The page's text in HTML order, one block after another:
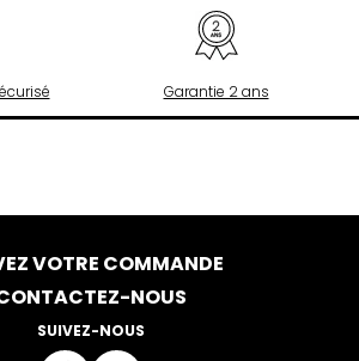
Garantie 2 ans
VOTRE COMMANDE
NOUS
SUIVEZ-NOUS